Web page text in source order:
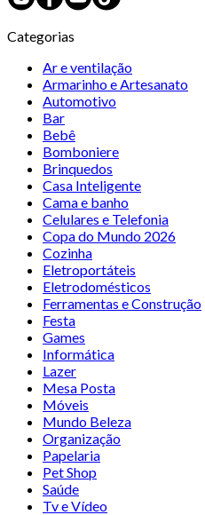
Categorias
Ar e ventilação
Armarinho e Artesanato
Automotivo
Bar
Bebê
Bomboniere
Brinquedos
Casa Inteligente
Cama e banho
Celulares e Telefonia
Copa do Mundo 2026
Cozinha
Eletroportáteis
Eletrodomésticos
Ferramentas e Construção
Festa
Games
Informática
Lazer
Mesa Posta
Móveis
Mundo Beleza
Organização
Papelaria
Pet Shop
Saúde
Tv e Vídeo